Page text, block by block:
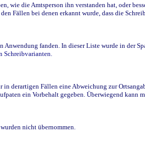
die Amtsperson ihn verstanden hat, oder
Fällen bei denen erkannt wurde, dass die
fanden. In dieser Liste wurde in der
Schreibvarianten.
derartigen Fällen eine Abweichung zur
ein Vorbehalt gegeben. Überwiegend kann
nicht übernommen.